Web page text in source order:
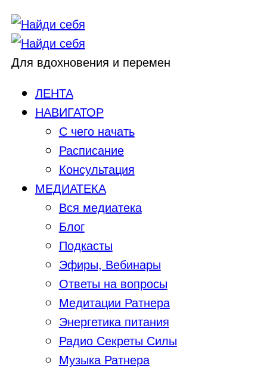
Для вдохновения и перемен
ЛЕНТА
НАВИГАТОР
С чего начать
Расписание
Консультация
МЕДИАТЕКА
Вся медиатека
Блог
Подкасты
Эфиры, Вебинары
Ответы на вопросы
Медитации Ратнера
Энергетика питания
Радио Секреты Силы
Музыка Ратнера